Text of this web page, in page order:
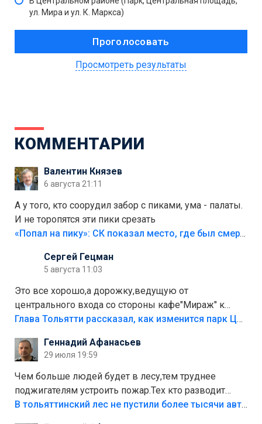
ул. Мира и ул. К. Маркса)
Просмотреть результаты
КОММЕНТАРИИ
Валентин Князев
6 августа 21:11
А у того, кто соорудил забор с пиками, ума - палаты.
И не торопятся эти пики срезать
«Попал на пику»: СК показал место, где был смертельно травмирован ребенок в Тольятти
Сергей Гецман
5 августа 11:03
Это все хорошо,а дорожку,ведущую от
центрального входа со стороны кафе"Мираж" к
аттракционам слабо доделать?А то бордюры
лежала в парке и испортилась.Да еще,видимо,часть
украли.
Глава Тольятти рассказал, как изменится парк Центрального района
Геннадий Афанасьев
29 июля 19:59
Чем больше людей будет в лесу,тем труднее
поджигателям устроить пожар.Тех кто разводит
костры,тех надо безбожно штрафовать.Камер полно
В тольяттинский лес не пустили более тысячи автомобилей